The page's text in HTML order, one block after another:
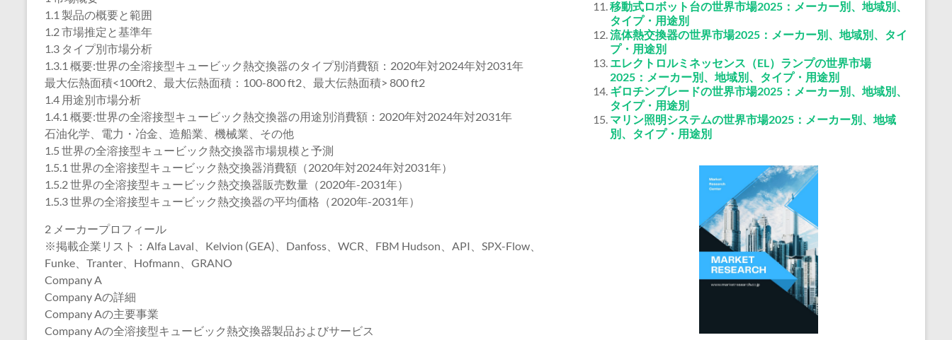
1.1 製品の概要と範囲
1.2 市場推定と基準年
1.3 タイプ別市場分析
1.3.1 概要:世界の全溶接型キュービック熱交換器のタイプ別消費額：2020年対2024年対2031年
最大伝熱面積<100ft2、最大伝熱面積：100-800 ft2、最大伝熱面積> 800 ft2
1.4 用途別市場分析
1.4.1 概要:世界の全溶接型キュービック熱交換器の用途別消費額：2020年対2024年対2031年
石油化学、電力・冶金、造船業、機械業、その他
1.5 世界の全溶接型キュービック熱交換器市場規模と予測
1.5.1 世界の全溶接型キュービック熱交換器消費額（2020年対2024年対2031年）
1.5.2 世界の全溶接型キュービック熱交換器販売数量（2020年-2031年）
1.5.3 世界の全溶接型キュービック熱交換器の平均価格（2020年-2031年）
2 メーカープロフィール
※掲載企業リスト：Alfa Laval、Kelvion (GEA)、Danfoss、WCR、FBM Hudson、API、SPX-Flow、
Funke、Tranter、Hofmann、GRANO
Company A
Company Aの詳細
Company Aの主要事業
Company Aの全溶接型キュービック熱交換器製品およびサービス
移動式ロボット台の世界市場2025：メーカー別、地域別、
タイプ・用途別
流体熱交換器の世界市場2025：メーカー別、地域別、タイ
プ・用途別
エレクトロルミネッセンス（EL）ランプの世界市場
2025：メーカー別、地域別、タイプ・用途別
ギロチンブレードの世界市場2025：メーカー別、地域別、
タイプ・用途別
マリン照明システムの世界市場2025：メーカー別、地域
別、タイプ・用途別